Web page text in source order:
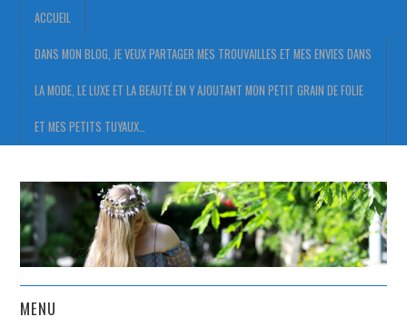
ACCUEIL
DANS MON BLOG, JE VEUX PARTAGER MES TROUVAILLES ET MES ENVIES DANS
LA MODE, LE LUXE ET LA BEAUTÉ EN Y AJOUTANT MON PETIT GRAIN DE FOLIE
ET MES PETITS TUYAUX…
MENU